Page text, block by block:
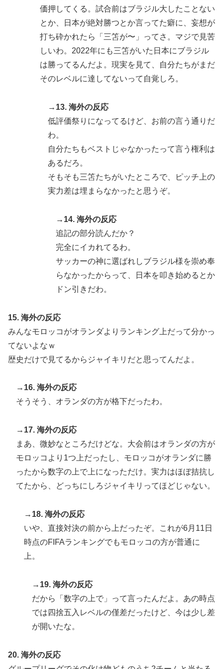
価押してくる。試合前はブラジル大したことない
とか、日本が絶対勝つとか言ってた癖に、妄想が
打ち砕かれたら「三笘が〜」ってさ。マジで見苦
しいわ。2022年にも三笘がいた日本にブラジル
は勝ってるんだよ。現実を見て、自分たちがまだ
そのレベルに達してないって自覚しろ。
→13. 海外の反応
低評価祭りになってるけど、お前の言う通りだ
わ。
自分たちもベストじゃなかったって言う権利は
あるだろ。
そもそも三笘たちがいたところで、ピッチ上の
実力差は埋まらなかったと思うぞ。
→14. 海外の反応
追記の部分読んだか？
完全にイカれてるわ。
サッカーの神に選ばれしブラジル様を崇め奉
らなかったからって、日本を叩き始めるとか
ドン引きだわ。
15. 海外の反応
みんなモロッコがオランダよりランキング上だって分かっ
てないよなｗ
歴史だけで見てるからジャイキリだと思ってんだよ。
→16. 海外の反応
そうそう、オランダの方が格下だったわ。
→17. 海外の反応
まあ、微妙なところだけどな。大会前はオランダの方が
モロッコより1つ上だったし、モロッコがオランダに勝
ったから数字の上で上になっただけ。実力はほぼ拮抗し
てたから、どっちにしろジャイキリってほどじゃない。
→18. 海外の反応
いや、直接対決の前から上だったぞ。これが6月11日
時点のFIFAランキングでもモロッコの方が普通に
上。
→19. 海外の反応
だから「数字の上で」って言ったんだよ。あの時点
では四捨五入レベルの僅差だったけど、今は少し差
が開いたな。
20. 海外の反応